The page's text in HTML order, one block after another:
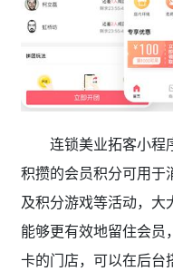
连锁美业拓客小程
积攒的会员积分可用于
及积分游戏等活动，大
能够更有效地留住会员
卡的门店，可以在后台